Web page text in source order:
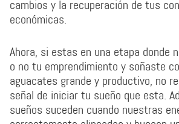
cambios y la recuperación de tus
económicas.
Ahora, si estas en una etapa donde
o no tu emprendimiento y soñaste
aguacates grande y productivo, no
señal de iniciar tu sueño que esta.
sueños suceden cuando nuestras